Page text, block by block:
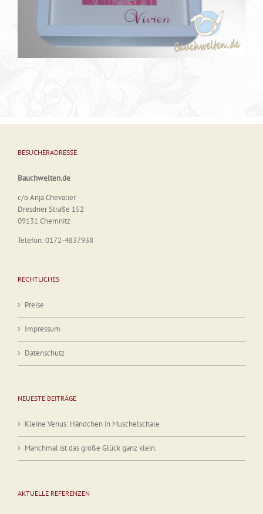
BESUCHERADRESSE
Bauchwelten.de
c/o Anja Chevalier
Dresdner Straße 152
09131 Chemnitz
Telefon: 0172-4837938
RECHTLICHES
Preise
Impressum
Datenschutz
NEUESTE BEITRÄGE
Kleine Venus: Händchen in Muschelschale
Manchmal ist das große Glück ganz klein.
AKTUELLE REFERENZEN